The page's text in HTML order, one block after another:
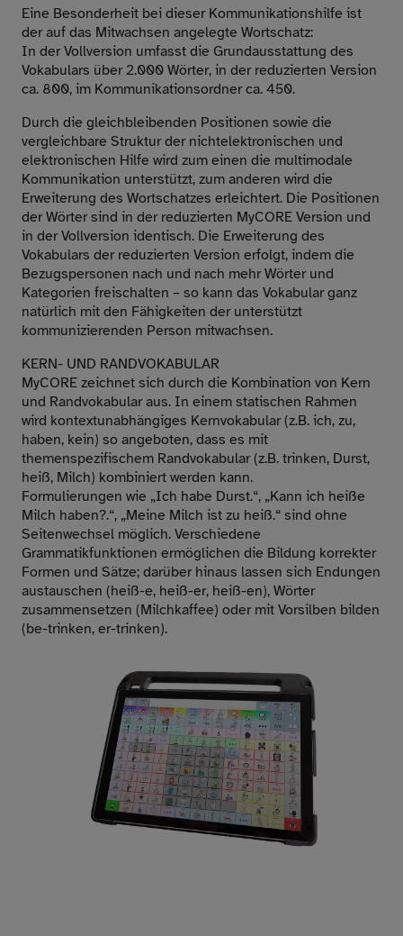
Eine Besonderheit bei dieser Kommunikationshilfe ist
der auf das Mitwachsen angelegte Wortschatz:
In der Vollversion umfasst die Grundausstattung des
Vokabulars über 2.000 Wörter, in der reduzierten Version
ca. 800, im Kommunikationsordner ca. 450.
Durch die gleichbleibenden Positionen sowie die
vergleichbare Struktur der nichtelektronischen und
elektronischen Hilfe wird zum einen die multimodale
Kommunikation unterstützt, zum anderen wird die
Erweiterung des Wortschatzes erleichtert. Die Positionen
der Wörter sind in der reduzierten MyCORE Version und
in der Vollversion identisch. Die Erweiterung des
Vokabulars der reduzierten Version erfolgt, indem die
Bezugspersonen nach und nach mehr Wörter und
Kategorien freischalten – so kann das Vokabular ganz
natürlich mit den Fähigkeiten der unterstützt
kommunizierenden Person mitwachsen.
KERN- UND RANDVOKABULAR
MyCORE zeichnet sich durch die Kombination von Kern
und Randvokabular aus. In einem statischen Rahmen
wird kontextunabhängiges Kernvokabular (z.B. ich, zu,
haben, kein) so angeboten, dass es mit
themenspezifischem Randvokabular (z.B. trinken, Durst,
heiß, Milch) kombiniert werden kann.
Formulierungen wie „Ich habe Durst.“, „Kann ich heiße
Milch haben?.“, „Meine Milch ist zu heiß.“ sind ohne
Seitenwechsel möglich. Verschiedene
Grammatikfunktionen ermöglichen die Bildung korrekter
Formen und Sätze; darüber hinaus lassen sich Endungen
austauschen (heiß-e, heiß-er, heiß-en), Wörter
zusammensetzen (Milchkaffee) oder mit Vorsilben bilden
(be-trinken, er-trinken).